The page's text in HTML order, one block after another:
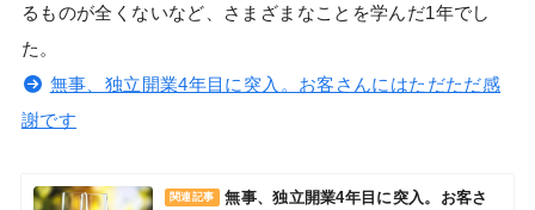
るものが全くないなど、さまざまなことを学んだ1年でし
た。
無事、独立開業4年目に突入。お客さんにはただただ感
謝です
関連記事
無事、独立開業4年目に突入。お客さ